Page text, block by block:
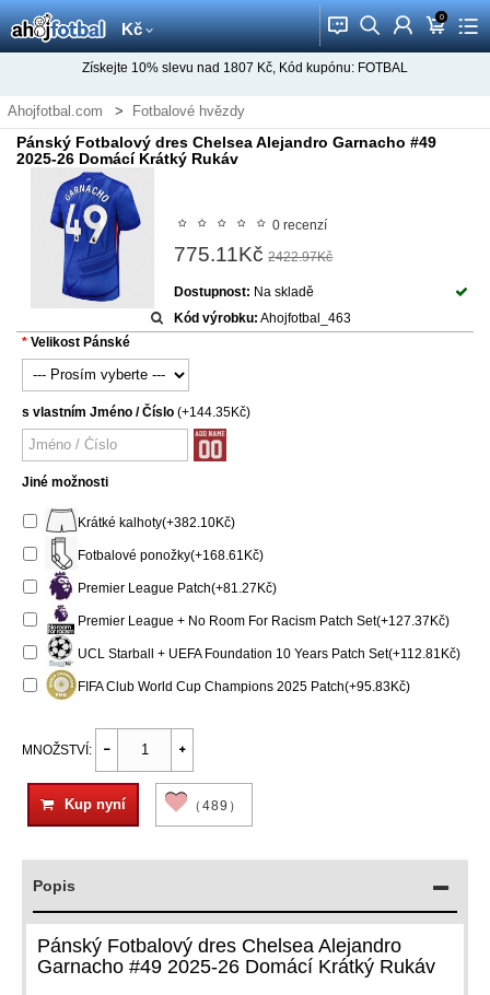
Kč 󰂱 󰂨 󰃳 0
󰃦 󰃖
Získejte 10% slevu nad 1807 Kč, Kód kupónu: FOTBAL
Ahojfotbal.com
Fotbalové hvězdy
Fotbalový dres Alejandro Garnacho
Pánský Fotbalový dres Chelsea Alejandro Garnacho #49
2025-26 Domácí Krátký Rukáv
0 recenzí
775.11Kč 2422.97Kč
Dostupnost: Na skladě
Kód výrobku: Ahojfotbal_463
Velikost Pánské
s vlastním Jméno / Číslo (+144.35Kč)
Jiné možnosti
Krátké kalhoty(+382.10Kč)
Fotbalové ponožky(+168.61Kč)
Premier League Patch(+81.27Kč)
Premier League + No Room For Racism Patch Set(+127.37Kč)
UCL Starball + UEFA Foundation 10 Years Patch Set(+112.81Kč)
FIFA Club World Cup Champions 2025 Patch(+95.83Kč)
MNOŽSTVÍ:
Kup nyní （489）
Popis
Pánský Fotbalový dres Chelsea Alejandro
Garnacho #49 2025-26 Domácí Krátký Rukáv